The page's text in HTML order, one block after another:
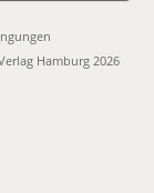
Hamburg 2026